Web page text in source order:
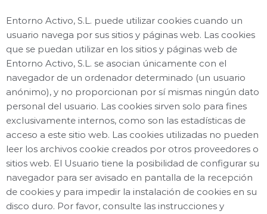
Entorno Activo, S.L. puede utilizar cookies cuando un
usuario navega por sus sitios y páginas web. Las cookies
que se puedan utilizar en los sitios y páginas web de
Entorno Activo, S.L. se asocian únicamente con el
navegador de un ordenador determinado (un usuario
anónimo), y no proporcionan por sí mismas ningún dato
personal del usuario. Las cookies sirven solo para fines
exclusivamente internos, como son las estadísticas de
acceso a este sitio web. Las cookies utilizadas no pueden
leer los archivos cookie creados por otros proveedores o
sitios web. El Usuario tiene la posibilidad de configurar su
navegador para ser avisado en pantalla de la recepción
de cookies y para impedir la instalación de cookies en su
disco duro. Por favor, consulte las instrucciones y